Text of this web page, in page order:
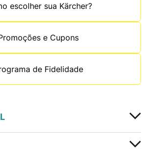
escolher sua Kärcher?
e Cupons
de Fidelidade